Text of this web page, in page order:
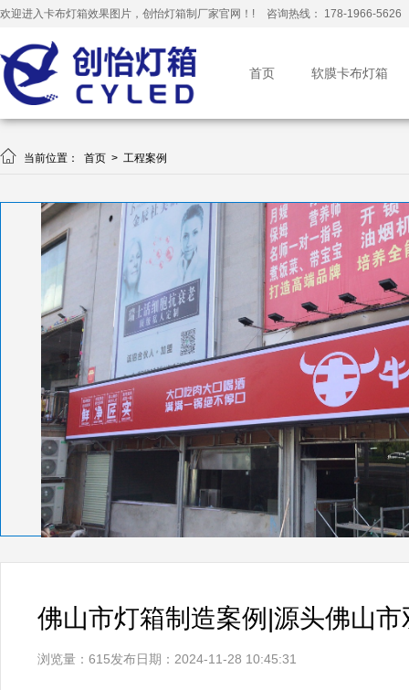
欢迎进入卡布灯箱效果图片，创怡灯箱制厂家官网！! 咨询热线： 178-1966-5626
首页 软膜卡布灯箱
 当前位置： 首页 > 工程案例
佛山市灯箱制造案例|源头佛山
浏览量：615发布日期：2024-11-28 10:45:31